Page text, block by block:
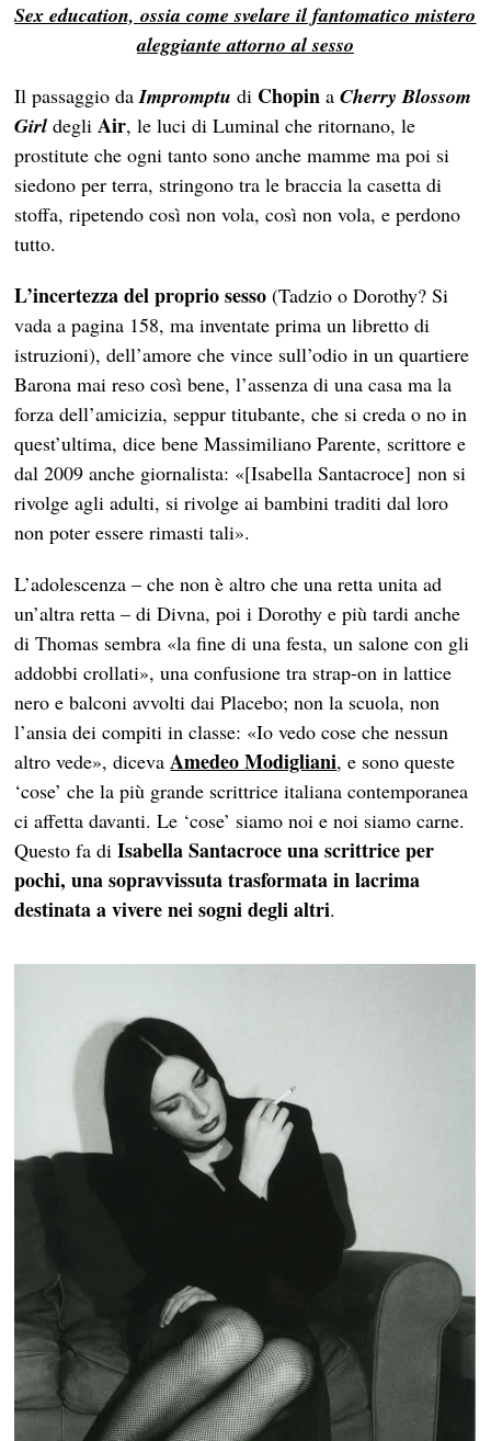
Sex education, ossia come svelare il fantomatico mistero
aleggiante attorno al sesso
Il passaggio daImpromptu di ChopinaCherry Blossom
GirldegliAir, le luci di Luminal che ritornano, le
prostitute che ogni tanto sono anche mamme ma poi si
siedono per terra, stringono tra le braccia la casetta di
stoffa, ripetendo così non vola, così non vola, e perdono
tutto.
L’incertezza del proprio sesso(Tadzio o Dorothy? Si
vada a pagina 158, ma inventate prima un libretto di
istruzioni), dell’amore che vince sull’odio in un quartiere
Barona mai reso così bene, l’assenza di una casa ma la
forza dell’amicizia, seppur titubante, che si creda o no in
quest’ultima, dice bene Massimiliano Parente, scrittore e
dal 2009 anche giornalista: «[Isabella Santacroce] non si
rivolge agli adulti, si rivolge ai bambini traditi dal loro
non poter essere rimasti tali».
L’adolescenza – che non è altro che una retta unita ad
un’altra retta – di Divna, poi i Dorothy e più tardi anche
di Thomas sembra «la fine di una festa, un salone con gli
addobbi crollati», una confusione tra strap-on in lattice
nero e balconi avvolti dai Placebo; non la scuola, non
l’ansia dei compiti in classe: «Io vedo cose che nessun
altro vede», dicevaAmedeo Modigliani, e sono queste
‘cose’ che la più grande scrittrice italiana contemporanea
ci affetta davanti. Le ‘cose’ siamo noi e noi siamo carne.
Questo fa diIsabella Santacroce una scrittrice per
pochi, una sopravvissuta trasformata in lacrima
destinata a vivere nei sogni degli altri.